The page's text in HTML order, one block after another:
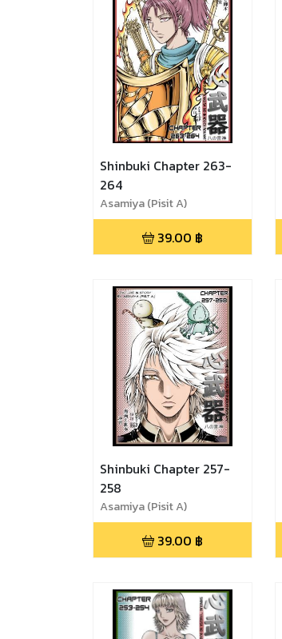
Shinbuki Chapter 263-
264
Asamiya (Pisit A)
39.00 ฿
Shinbuki Chapter 257-
258
Asamiya (Pisit A)
39.00 ฿